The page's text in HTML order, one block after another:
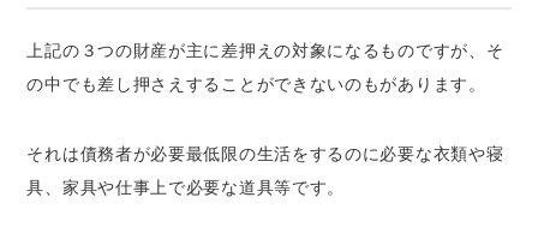
上記の３つの財産が主に差押えの対象になるものですが、そ
の中でも差し押さえすることができないのもがあります。
それは債務者が必要最低限の生活をするのに必要な衣類や寝
具、家具や仕事上で必要な道具等です。